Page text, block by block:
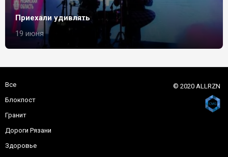
Приехали удивлять
19 июня
Все
Блокпост
Гранит
Дороги Рязани
Здоровье
© 2020 ALLRZN